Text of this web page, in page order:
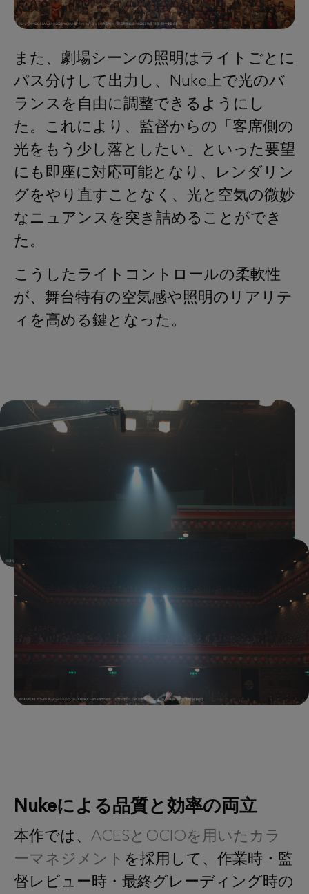
また、劇場シーンの照明はライトごとに
パス分けして出力し、Nuke上で光のバ
ランスを自由に調整できるようにし
た。これにより、監督からの「客席側の
光をもう少し落としたい」といった要望
にも即座に対応可能となり、レンダリン
グをやり直すことなく、光と空気の微妙
なニュアンスを突き詰めることができ
た。
こうしたライトコントロールの柔軟性
が、舞台特有の空気感や照明のリアリテ
ィを高める鍵となった。
Nukeによる品質と効率の両立
本作では、 ACESとOCIOを用いたカラ
ーマネジメント を採用して、作業時・監
督レビュー時・最終グレーディング時の